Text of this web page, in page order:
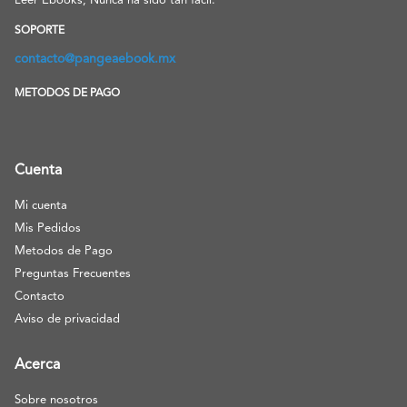
SOPORTE
contacto@pangeaebook.mx
METODOS DE PAGO
Cuenta
Mi cuenta
Mis Pedidos
Metodos de Pago
Preguntas Frecuentes
Contacto
Aviso de privacidad
Acerca
Sobre nosotros